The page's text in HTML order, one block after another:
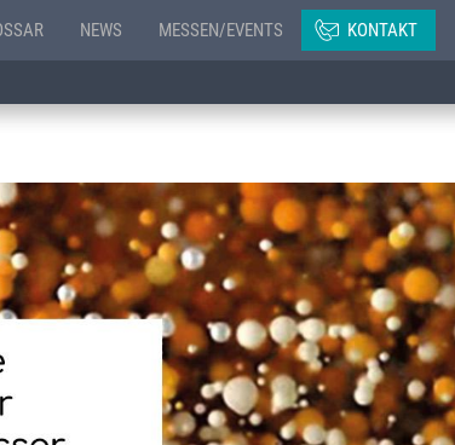
NEWS MESSEN/EVENTS KONTAKT